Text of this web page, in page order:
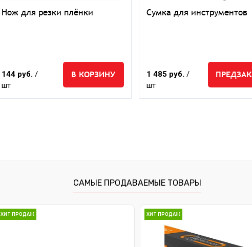
Нож для резки плёнки
144 руб. /
шт
В КОРЗИНУ
Сумка для инструментов
1 485 руб. /
шт
САМЫЕ ПРОДАВАЕМЫЕ ТОВАРЫ
ХИТ ПРОДАЖ ХИТ ПРОДАЖ